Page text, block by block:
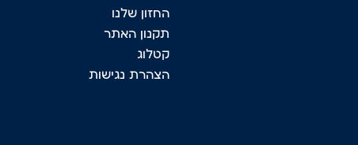
החזון שלנו
תקנון האתר
קטלוג
הצהרת נגישות